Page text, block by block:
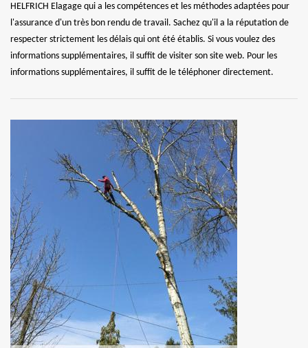
HELFRICH Elagage qui a les compétences et les méthodes adaptées pour
l'assurance d'un très bon rendu de travail. Sachez qu'il a la réputation de
respecter strictement les délais qui ont été établis. Si vous voulez des
informations supplémentaires, il suffit de visiter son site web. Pour les
informations supplémentaires, il suffit de le téléphoner directement.